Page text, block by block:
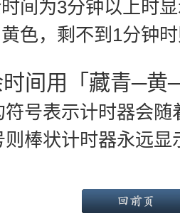
间为3分钟以上时
色，剩不到1分钟
时间用「藏青─黄
符号表示计时器会
则棒状计时器永远显